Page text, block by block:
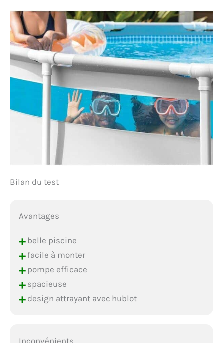
Bilan du test
Avantages
+belle piscine
+facile à monter
+pompe efficace
+spacieuse
+design attrayant avec hublot
Inconvénients